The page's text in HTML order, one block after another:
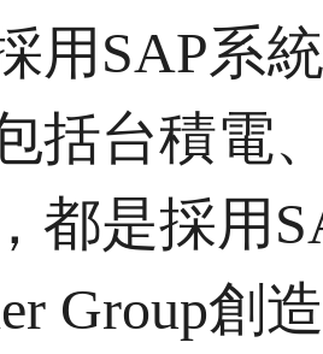
用SAP系
括台積電
都是採用
Group創